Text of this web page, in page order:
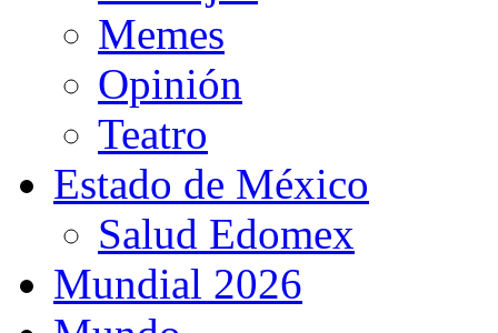
Memes
Opinión
Teatro
Estado de México
Salud Edomex
Mundial 2026